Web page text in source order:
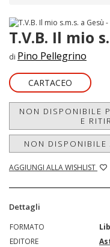
T.V.B. Il mio
di Pino Pellegrino
CARTACEO
NON DISPONIBILE
E
NON
AGGIUNGI ALLA WISHLIST
Dettagli
FORMATO
EDITORE